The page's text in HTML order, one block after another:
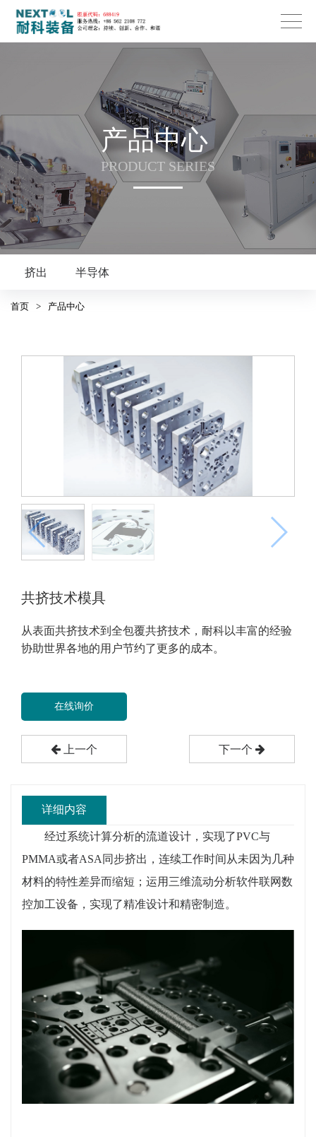
产品中心
PRODUCT SERIES
挤出 半导体
首页 > 产品中心
共挤技术模具
从表面共挤技术到全包覆共挤技术，耐科以丰富的经验
协助世界各地的用户节约了更多的成本。
在线询价
上一个 下一个
详细内容
经过系统计算分析的流道设计，实现了PVC与
PMMA或者ASA同步挤出，连续工作时间从未因为几种
材料的特性差异而缩短；运用三维流动分析软件联网数
控加工设备，实现了精准设计和精密制造。